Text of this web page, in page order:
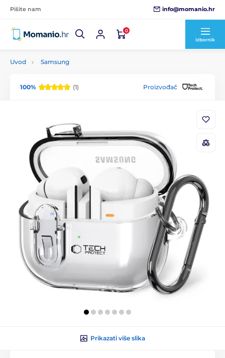
Pišite nam info@momanio.hr
0
Izbornik
Uvod Samsung
100% (1) Proizvođač
Prikazati više slika